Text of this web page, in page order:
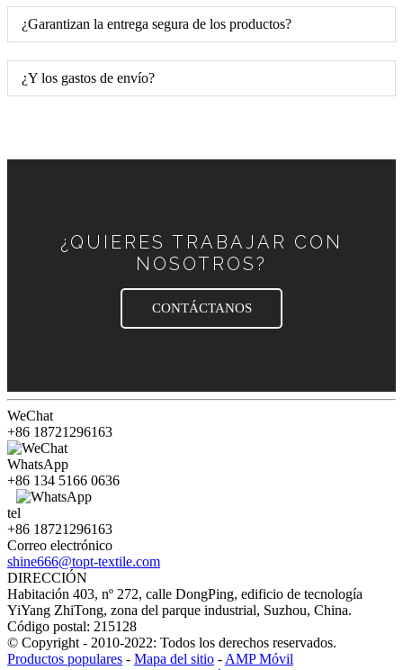
¿Garantizan la entrega segura de los productos?
¿Y los gastos de envío?
¿QUIERES TRABAJAR CON
NOSOTROS?
CONTÁCTANOS
WeChat
+86 18721296163
WhatsApp
+86 134 5166 0636
tel
+86 18721296163
Correo electrónico
shine666@topt-textile.com
DIRECCIÓN
Habitación 403, nº 272, calle DongPing, edificio de tecnología
YiYang ZhiTong, zona del parque industrial, Suzhou, China.
Código postal: 215128
© Copyright - 2010-2022: Todos los derechos reservados.
Productos populares - Mapa del sitio -AMP Móvil